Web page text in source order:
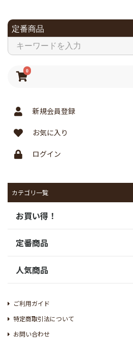
0
新規会員登録
お気に入り
ログイン
カテゴリ一覧
お買い得！
定番商品
人気商品
ご利用ガイド
特定商取引法について
お問い合わせ